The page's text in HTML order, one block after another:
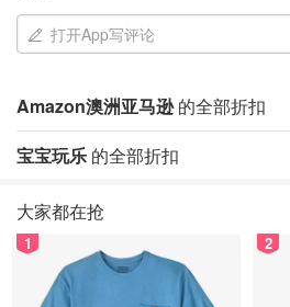
打开App写评论
Amazon澳洲亚马逊的全部折扣
宝宝玩乐 的全部折扣
大家都在抢
1 2